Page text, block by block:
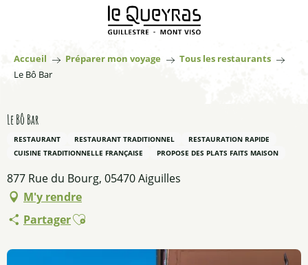
principal
Accueil Préparer mon voyage
Tous les restaurants
Le Bô Bar
Le Bô Bar
RESTAURANT RESTAURANT TRADITIONNEL
RESTAURATION RAPIDE
CUISINE TRADITIONNELLE FRANÇAISE
PROPOSE DES PLATS FAITS MAISON
877 Rue du Bourg, 05470 Aiguilles
M'y rendre
PartagerAjouter aux favoris